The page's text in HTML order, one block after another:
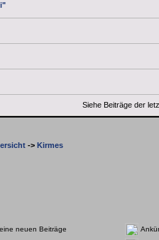
Siehe Beiträge der
-> Kirmes
neuen Beiträge